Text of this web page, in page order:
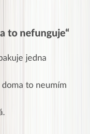
to nefunguje“
jedna
to neumím